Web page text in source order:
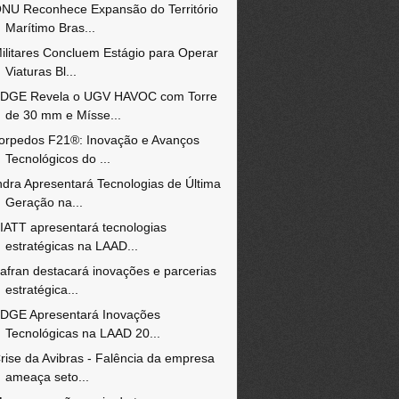
Reconhece Expansão do Território
Marítimo Bras...
Concluem Estágio para Operar
Viaturas Bl...
Revela o UGV HAVOC com Torre
de 30 mm e Mísse...
F21®: Inovação e Avanços
Tecnológicos do ...
Apresentará Tecnologias de Última
Geração na...
apresentará tecnologias
estratégicas na LAAD...
destacará inovações e parcerias
estratégica...
Apresentará Inovações
Tecnológicas na LAAD 20...
da Avibras - Falência da empresa
ameaça seto...